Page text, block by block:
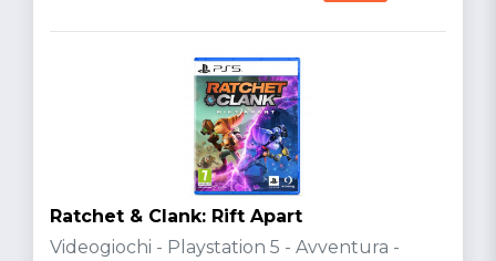
Ratchet & Clank: Rift Apart
Videogiochi - Playstation 5 - Avventura -